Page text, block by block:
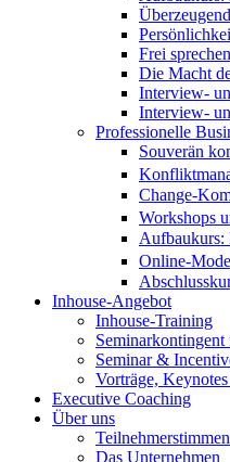
Frei sprechen
Die Macht
Interview-
Interview-
Professionelle
Souverän
Change-
Workshops
Aufbaukurs:
Online-
Inhouse-Angebot
Inhouse-Training
Seminar &
Vorträge,
Executive Coaching
Über uns
Das Unternehmen